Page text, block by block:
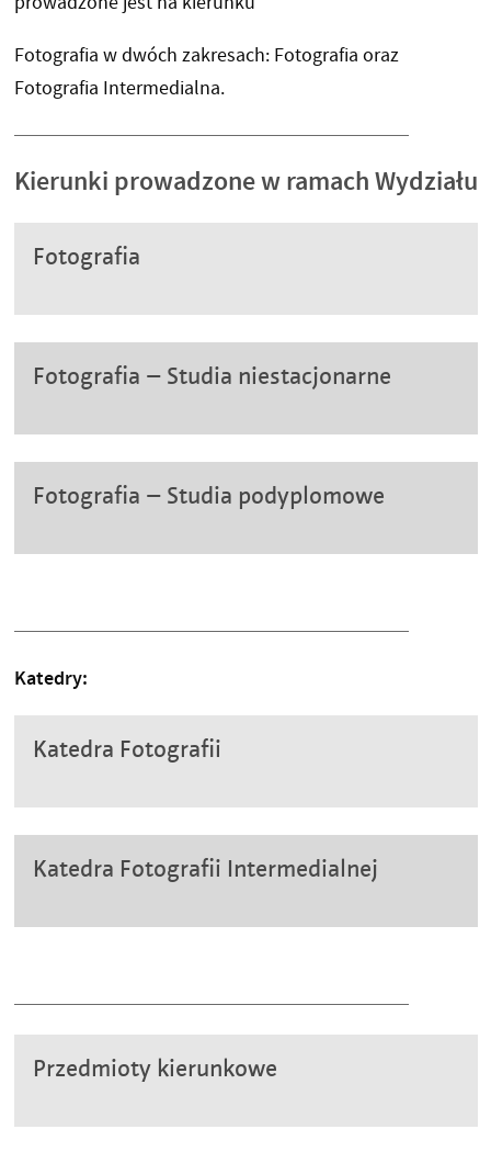
Fotografia w dwóch zakresach: Fotografia oraz
Fotografia Intermedialna.
Kierunki prowadzone w ramach Wydziału
Fotografia
Fotografia – Studia niestacjonarne
Fotografia – Studia podyplomowe
Katedry:
Katedra Fotografii
Katedra Fotografii Intermedialnej
Przedmioty kierunkowe